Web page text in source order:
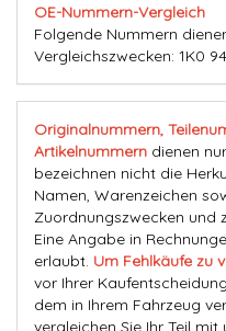
OE-Nummern-Vergleich
Folgende Nummern
Vergleichszwecken: 1K0
Originalnummern,
Artikelnummern dienen
bezeichnen nicht die
Namen, Warenzeichen
Zuordnungszwecken und
Eine Angabe in
erlaubt. Um Fehlkäufe zu
vor Ihrer
dem in Ihrem Fahrzeug
vergleichen Sie Ihr Teil